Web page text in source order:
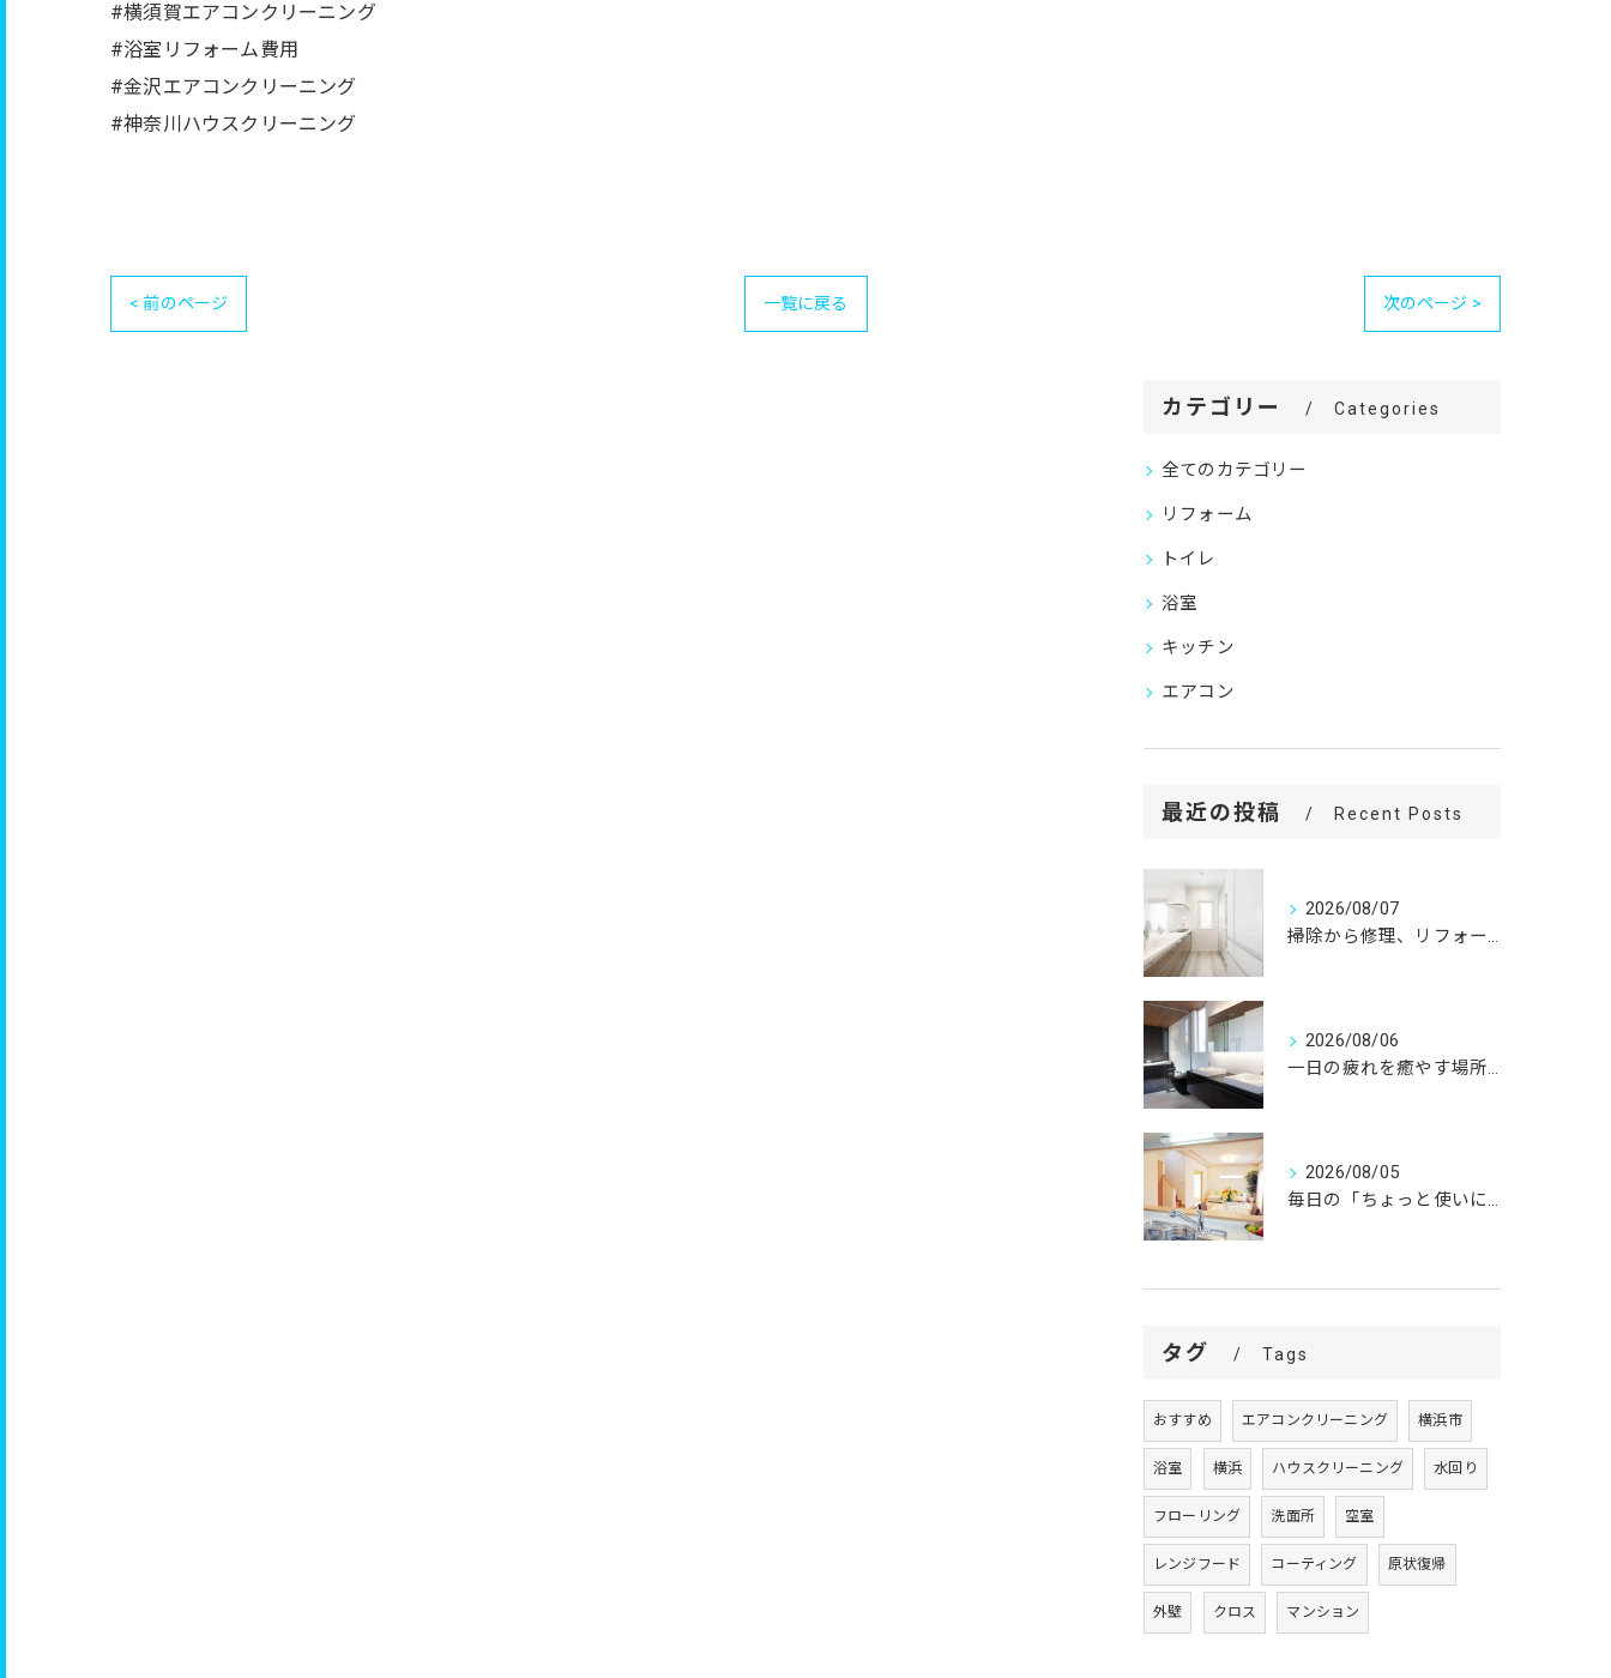
#横須賀エアコンクリーニング
#浴室リフォーム費用
#金沢エアコンクリーニング
#神奈川ハウスクリーニング
< 前のページ 一覧に戻る 次のページ >
カテゴリー Categories
全てのカテゴリー
リフォーム
トイレ
浴室
キッチン
エアコン
最近の投稿 Recent Posts
2026/08/07
掃除から修理、リフォームまで。
2026/08/06
一日の疲れを癒やす場所だからこそ、
2026/08/05
毎日の「ちょっと使いにくい」を、
タグ Tags
おすすめ エアコンクリーニング 横浜市
浴室 横浜 ハウスクリーニング 水回り
フローリング 洗面所 空室
レンジフード コーティング 原状復帰
外壁 クロス マンション